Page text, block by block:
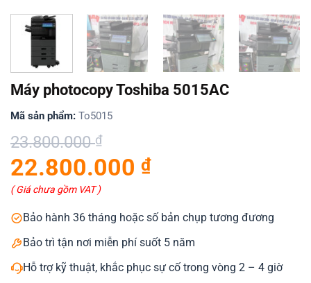
Máy photocopy Toshiba 5015AC
Mã sản phẩm: To5015
23.800.000₫
Giá
gốc
là:
23.800.000 ₫.
22.800.000 ₫
Giá
hiện
tại
là:
22.800.000 ₫.
( Giá chưa gồm VAT )
Bảo hành 36 tháng hoặc số bản chụp tương đương
Bảo trì tận nơi miễn phí suốt 5 năm
Hỗ trợ kỹ thuật, khắc phục sự cố trong vòng 2 – 4 giờ